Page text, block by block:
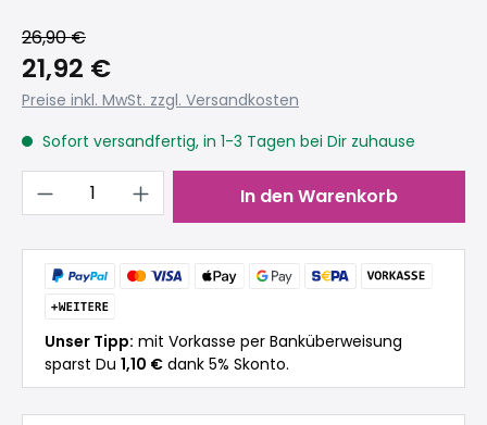
26,90 €
21,92 €
Preise inkl. MwSt. zzgl. Versandkosten
Sofort versandfertig, in 1-3 Tagen bei Dir zuhause
Produkt Anzahl: Gib den
In den Warenkorb
Unser Tipp: mit Vorkasse per Banküberweisung
sparst Du 1,10 € dank 5% Skonto.